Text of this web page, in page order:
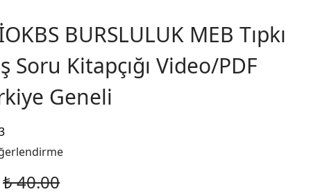
BURSLULUK MEB Tıpkı
Soru Kitapçığı Video/PDF
Geneli
₺ 40.00